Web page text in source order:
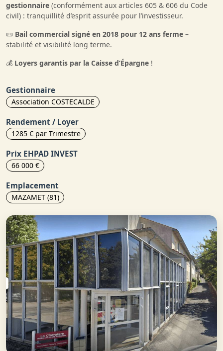
gestionnaire (conformément aux articles 605 & 606 du Code
civil) : tranquillité d’esprit assurée pour l’investisseur.
📜 Bail commercial signé en 2018 pour 12 ans ferme –
stabilité et visibilité long terme.
💰 Loyers garantis par la Caisse d’Épargne !
Gestionnaire
Association COSTECALDE
Rendement / Loyer
1285 € par Trimestre
Prix EHPAD INVEST
66 000 €
Emplacement
MAZAMET (81)